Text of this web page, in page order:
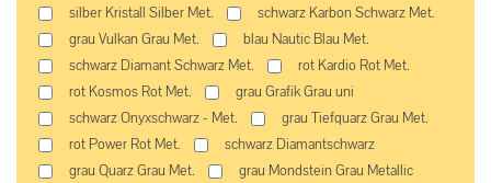
silber Kristall Silber Met.
schwarz Karbon Schwarz Met.
grau Vulkan Grau Met.
blau Nautic Blau Met.
schwarz Diamant Schwarz Met.
rot Kardio Rot Met.
rot Kosmos Rot Met.
grau Grafik Grau uni
schwarz Onyxschwarz - Met.
grau Tiefquarz Grau Met.
rot Power Rot Met.
schwarz Diamantschwarz
grau Quarz Grau Met.
grau Mondstein Grau Metallic